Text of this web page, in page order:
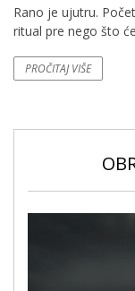
Rano je ujutru.
ritual pre nego što
PROČITAJ VIŠE